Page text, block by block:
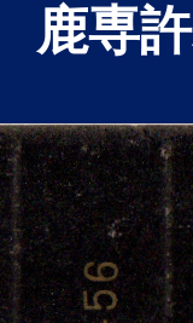
鹿専